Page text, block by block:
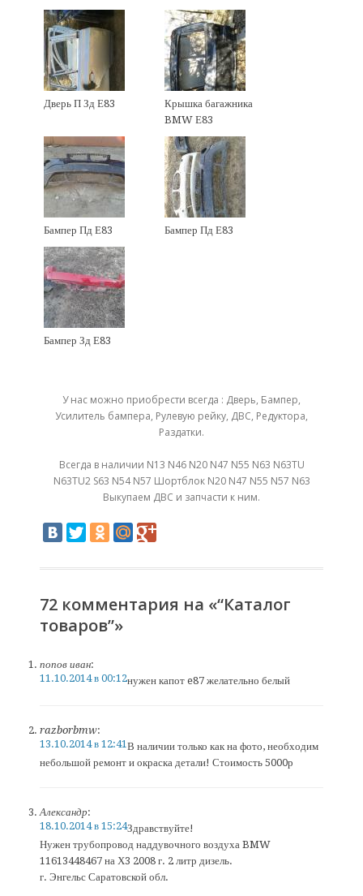
Дверь П Зд Е83
Крышка багажника
BMW Е83
Бампер Пд Е83 Бампер Пд Е83
Бампер Зд Е83
У нас можно приобрести всегда : Дверь, Бампер,
Усилитель бампера, Рулевую рейку, ДВС, Редуктора,
Раздатки.
Всегда в наличии N13 N46 N20 N47 N55 N63 N63TU
N63TU2 S63 N54 N57 Шортблок N20 N47 N55 N57 N63
Выкупаем ДВС и запчасти к ним.
72 комментария на «“Каталог
товаров”»
попов иван:
11.10.2014 в 00:12нужен капот e87 желательно белый
razborbmw:
13.10.2014 в 12:41В наличии только как на фото, необходим
небольшой ремонт и окраска детали! Стоимость 5000р
Александр:
18.10.2014 в 15:24Здравствуйте!
Нужен трубопровод наддувочного воздуха BMW
11613448467 на Х3 2008 г. 2 литр дизель.
г. Энгельс Саратовской обл.